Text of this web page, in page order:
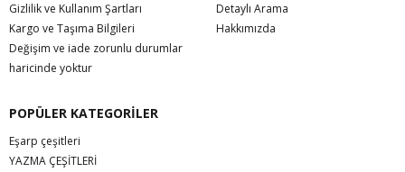
Gizlilik ve Kullanım Şartları
Kargo ve Taşıma Bilgileri
Değişim ve iade zorunlu durumlar
haricinde yoktur
Detaylı Arama
Hakkımızda
POPÜLER KATEGORİLER
Eşarp çeşitleri
YAZMA ÇEŞİTLERİ